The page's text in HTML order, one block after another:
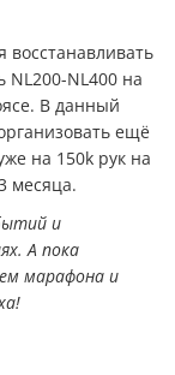
NL200-NL400 на
В данный
ещё
на 150k рук на
месяца.
и
А пока
марафона и